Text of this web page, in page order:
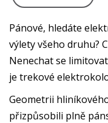
Pánové, hledáte
výlety všeho druhu?
Nenechat se
je trekové
Geometrii
přizpůsobili plně